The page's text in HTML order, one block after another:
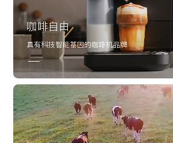
咖啡自由
具有科技智能基因的咖啡机品牌
UI设计 程序开发